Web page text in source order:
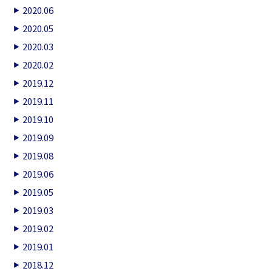
2020.06
2020.05
2020.03
2020.02
2019.12
2019.11
2019.10
2019.09
2019.08
2019.06
2019.05
2019.03
2019.02
2019.01
2018.12